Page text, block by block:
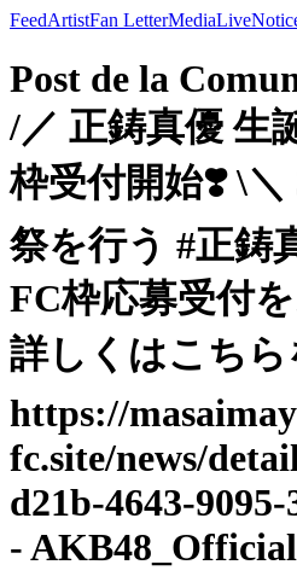
FeedArtistFan LetterMediaLive
Post de la
/／ 正鋳真優 生
枠受付開始❣️ \＼
祭を行う #正鋳
FC枠応募受付
詳しくはこちら
https://
fc.site/news/
d21b-4643-9095-
- AKB48_Official